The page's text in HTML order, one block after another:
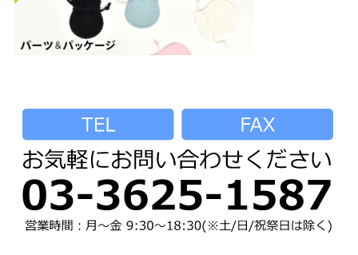
よくあるご質問
お問い合わせ
ネックストラップ